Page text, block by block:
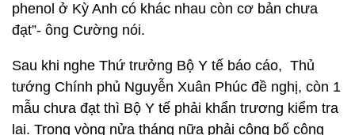
phenol ở Kỳ Anh có khác nhau còn cơ bản chưa
đạt”- ông Cường nói.
Sau khi nghe Thứ trưởng Bộ Y tế báo cáo, Thủ
tướng Chính phủ Nguyễn Xuân Phúc đề nghị, còn 1
mẫu chưa đạt thì Bộ Y tế phải khẩn trương kiểm tra
lại. Trong vòng nửa tháng nữa phải công bố công